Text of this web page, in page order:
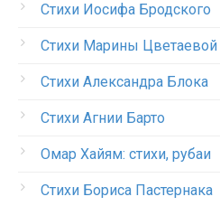
Стихи Иосифа Бродского
Стихи Марины Цветаевой
Стихи Александра Блока
Стихи Агнии Барто
Омар Хайям: стихи, рубаи
Стихи Бориса Пастернака